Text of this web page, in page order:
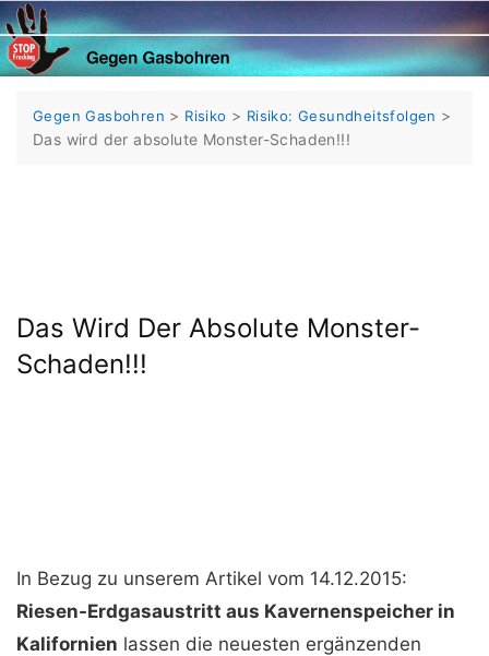
Skip
to
content
Gegen Gasbohren > Risiko > Risiko: Gesundheitsfolgen >
Das wird der absolute Monster-Schaden!!!
Das Wird Der Absolute Monster-
Schaden!!!
In Bezug zu unserem Artikel vom 14.12.2015:
Riesen-Erdgasaustritt aus Kavernenspeicher in
Kalifornien lassen die neuesten ergänzenden